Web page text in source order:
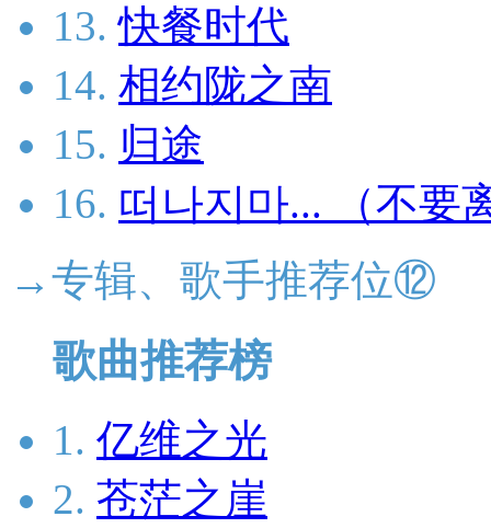
13. 快餐时代
14. 相约陇之南
15. 归途
16. 떠나지마... （不要
→专辑、歌手推荐位⑫
歌曲推荐榜
1. 亿维之光
2. 苍茫之崖